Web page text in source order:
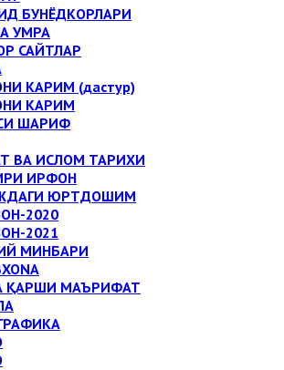
БУНЁДКОРЛАРИ
УМРА
САЙТЛАР
КАРИМ (дастур)
КАРИМ
ШАРИФ
ВА ИСЛОМ ТАРИХИ
ИРФОН
ЮРТДОШИМ
2020
2021
МИНБАРИ
ҚАРШИ МАЪРИФАТ